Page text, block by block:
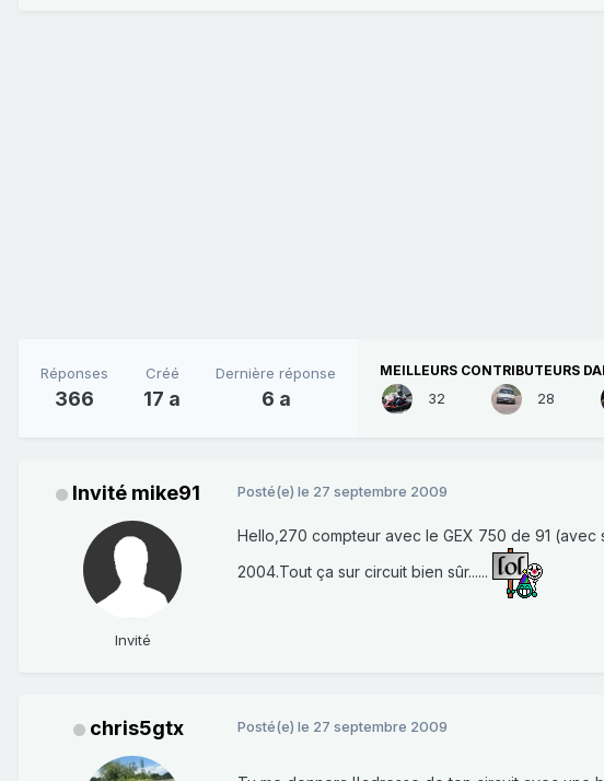
Réponses
366
Créé
17 a
Dernière réponse
6 a
MEILLEURS CONTRIBUTEURS
32 28
Invité mike91
Invité
Posté(e) le 27 septembre 2009
Hello,270 compteur avec le GEX 750 de 91
2004.Tout ça sur circuit bien sûr......
chris5gtx Posté(e) le 27 septembre 2009